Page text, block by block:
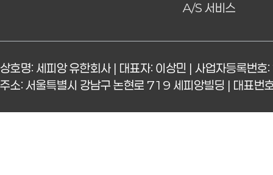
A/S 서비스
상호명: 세피앙 유한회사 | 대표자: 이상민 | 사업자등록
주소: 서울특별시 강남구 논현로 719 세피앙빌딩 |